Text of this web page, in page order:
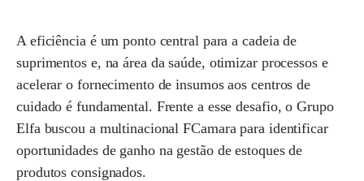
A eficiência é um ponto central para a cadeia de
suprimentos e, na área da saúde, otimizar processos e
acelerar o fornecimento de insumos aos centros de
cuidado é fundamental. Frente a esse desafio, o Grupo
Elfa buscou a multinacional FCamara para identificar
oportunidades de ganho na gestão de estoques de
produtos consignados.